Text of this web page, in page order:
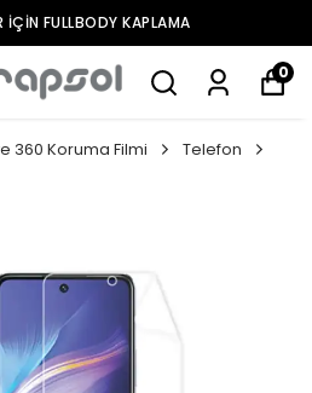
IÇIN FULLBODY KAPLAMA
0
360 Koruma Filmi
Telefon